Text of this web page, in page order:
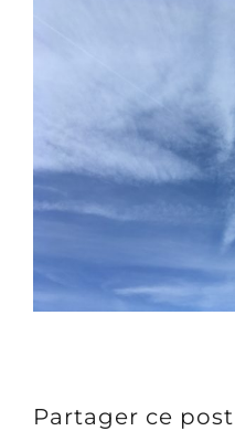
Partager ce post